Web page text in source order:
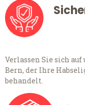
Verlassen Sie sich
Bern, der Ihre
behandelt.